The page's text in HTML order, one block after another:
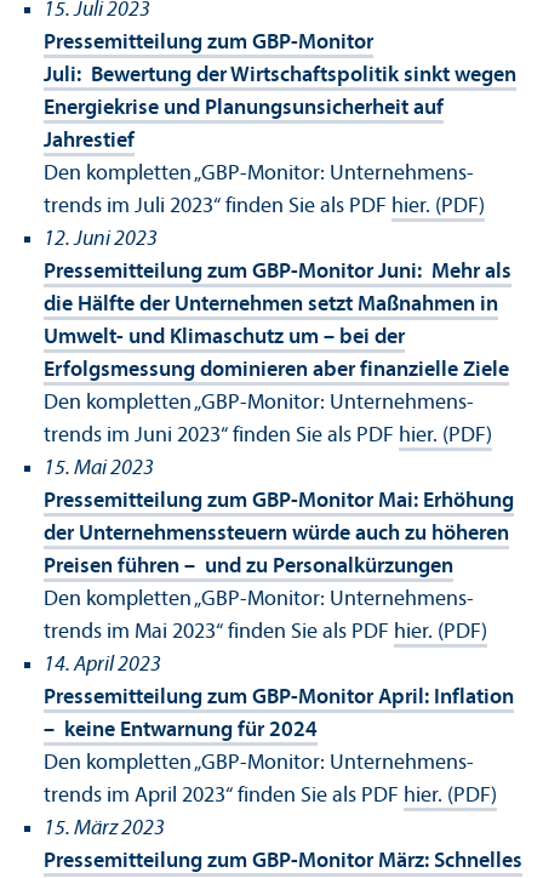
15. Juli 2023
Pressemitteilung zum GBP-Monitor
Juli: Bewertung der Wirtschafts­politik sinkt wegen
Energiekrise und Planungs­unsicherheit auf
Jahrestief
Den kompletten „GBP-Monitor: Unter­nehmens­
trends im Juli 2023“ finden Sie als PDF hier. (PDF)
12. Juni 2023
Pressemitteilung zum GBP-Monitor Juni: Mehr als
die Hälfte der Unter­nehmen setzt Maßnahmen in
Umwelt- und Klimaschutz um – bei der
Erfolgsmessung dominieren aber finanz­ielle Ziele
Den kompletten „GBP-Monitor: Unter­nehmens­
trends im Juni 2023“ finden Sie als PDF hier. (PDF)
15. Mai 2023
Pressemitteilung zum GBP-Monitor Mai: Erhöhung
der Unter­nehmens­steuern würde auch zu höheren
Preisen führen – und zu Personalkürzungen
Den kompletten „GBP-Monitor: Unter­nehmens­
trends im Mai 2023“ finden Sie als PDF hier. (PDF)
14. April 2023
Pressemitteilung zum GBP-Monitor April: Inflation
– keine Entwarnung für 2024
Den kompletten „GBP-Monitor: Unter­nehmens­
trends im April 2023“ finden Sie als PDF hier. (PDF)
15. März 2023
Pressemitteilung zum GBP-Monitor März: Schnelles